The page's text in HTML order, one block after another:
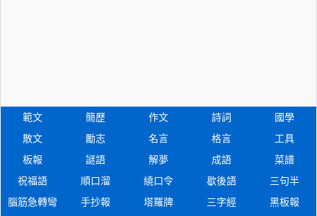
範文 簡歷 作文 詩詞
國學
散文
勵志 名言 格言
工具
板報
謎語 解夢 成語
菜譜
祝福語
順口溜 繞口令 歇後語
三句半
腦筋急轉彎
手抄報 塔羅牌 三字經 黑板報